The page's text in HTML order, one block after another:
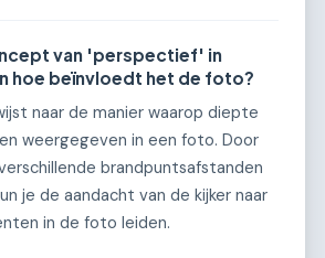
van 'perspectief' in
hoe beïnvloedt het de foto?
naar de manier waarop diepte
weergegeven in een foto. Door
brandpuntsafstanden
je de aandacht van de kijker naar
in de foto leiden.